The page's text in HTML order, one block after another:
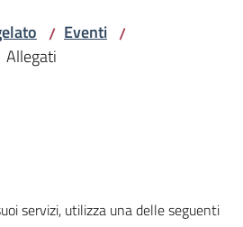
/ Eventi /
Allegati
servizi, utilizza una delle seguenti